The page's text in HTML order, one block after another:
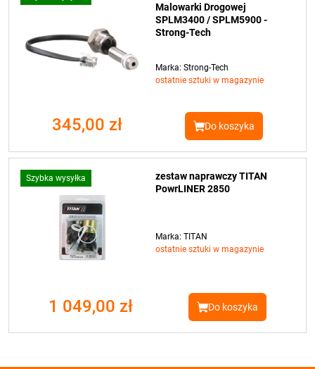
Malowarki Drogowej
SPLM3400 / SPLM5900 -
Strong-Tech
Marka: Strong-Tech
ostatnie sztuki w magazynie
345,00 zł Do koszyka
Szybka wysyłka
zestaw naprawczy TITAN
PowrLINER 2850
Marka: TITAN
ostatnie sztuki w magazynie
1 049,00 zł Do koszyka